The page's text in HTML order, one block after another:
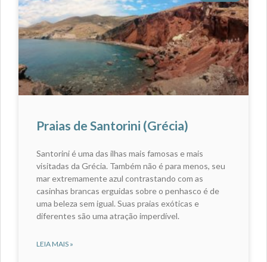
Praias de Santorini (Grécia)
Santorini é uma das ilhas mais famosas e mais
visitadas da Grécia. Também não é para menos, seu
mar extremamente azul contrastando com as
casinhas brancas erguidas sobre o penhasco é de
uma beleza sem igual. Suas praias exóticas e
diferentes são uma atração imperdível.
LEIA MAIS »